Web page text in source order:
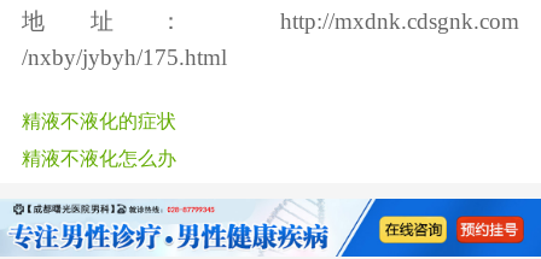
地址：
http://mxdnk.cdsgnk.com
/nxby/jybyh/175.html
精液不液化的症状
精液不液化怎么办